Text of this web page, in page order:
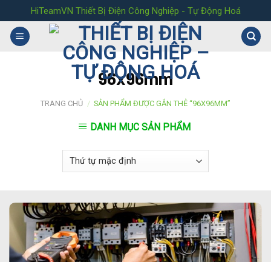
to
content
HiTeamVN Thiết Bị Điện Công Nghiệp - Tự Động Hoá
96x96mm
TRANG CHỦ / SẢN PHẨM ĐƯỢC GẮN THẺ “96X96MM”
DANH MỤC SẢN PHẨM